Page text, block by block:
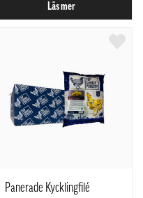
Läs mer
Panerade Kycklingfilé